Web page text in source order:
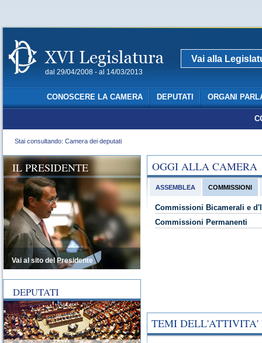
dal 29/04/2008 - al 14/03/2013
Vai alla
CONOSCERE LA CAMERA DEPUTATI ORGANI
Stai consultando: Camera dei deputati
OGGI ALLA CAMERA
ASSEMBLEA COMMISSIONI
Commissioni Bicamerali e
Commissioni Permanenti
TEMI DELL'ATTIVITA'
IL PRESIDENTE
Vai al sito del Presidente
DEPUTATI